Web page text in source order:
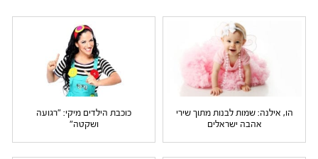
הו, אילנה: שמות לבנות מתוך שירי
אהבה ישראלים
כוכבת הילדים מיקי: "רגועה
ושקטה"